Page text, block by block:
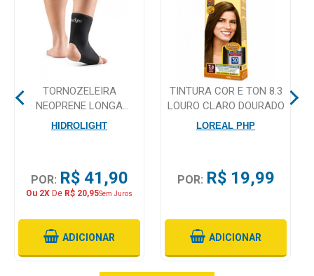
Mamãe
Medicamentos
Cuidado
Dermocosméticos
TORNOZELEIRA
NEOPRENE LONGA
HIDROLIGHT TAMANHO G
HIDROLIGHT
POR: R$ 41,90
Ou 2X De R$ 20,95Sem Juros
ADICIONAR
TINTURA COR E TON 8.3
LOURO CLARO DOURADO
LOREAL PHP
POR: R$ 19,99
ADICIONAR